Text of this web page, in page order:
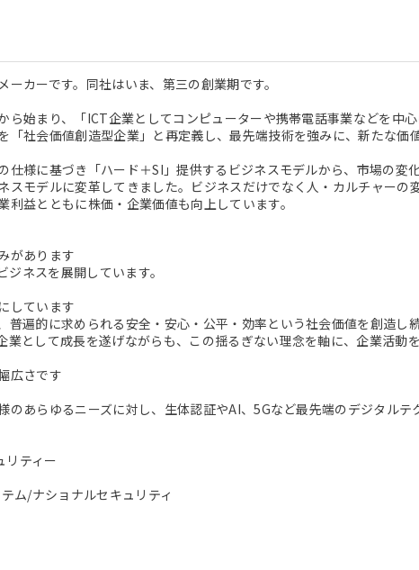
カーです。同社はいま、第三の創業期です。
ら始まり、「ICT企業としてコンピューターや携帯電話事業などを中
「社会価値創造型企業」と再定義し、最先端技術を強みに、新たな価
仕様に基づき「ハード＋SI」提供するビジネスモデルから、市場の変
スモデルに変革してきました。ビジネスだけでなく人・カルチャーの
利益とともに株価・企業価値も向上しています。
があります
ネスを展開しています。
しています
普遍的に求められる安全・安心・公平・効率という社会価値を創造し
業として成長を遂げながらも、この揺るぎない理念を軸に、企業活動
広さです
のあらゆるニーズに対し、生体認証やAI、5Gなど最先端のデジタルテ
リティー
ム/ナショナルセキュリティ